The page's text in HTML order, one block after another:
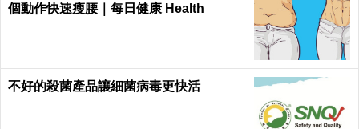
個動作快速瘦腰｜每日健康 Health
不好的殺菌產品讓細菌病毒更快活